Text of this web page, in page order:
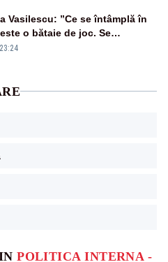
POLITICA INTERNA -
Vasilescu: ”Ce se întâmplă în
o bătaie de joc. Se
extraordinar de prost”